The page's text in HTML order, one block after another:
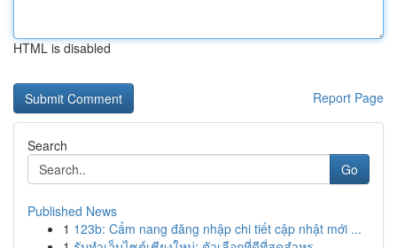
HTML is disabled
Report Page
Search
Go
Published News
1 123b: Cẩm nang đăng nhập chi tiết cập nhật mới ...